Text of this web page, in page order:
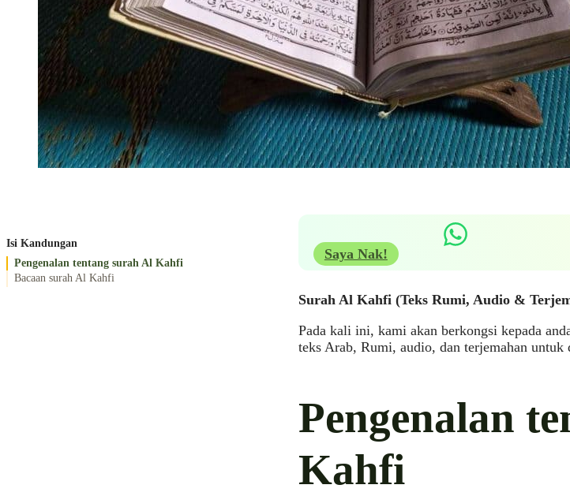
Isi Kandungan
Pengenalan tentang surah Al Kahfi
Bacaan surah Al Kahfi
Saya Nak!
Surah Al Kahfi (Teks Rumi, Audio &
Pada kali ini, kami akan berkongsi kepada
teks Arab, Rumi, audio, dan terjemahan untuk
Pengenalan
Kahfi